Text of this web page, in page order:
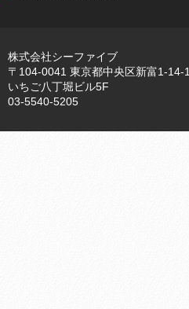
株式会社シーファイブ
〒104-0041 東京都中央区新富1-14-1
いちご八丁堀ビル5F
03-5540-5205